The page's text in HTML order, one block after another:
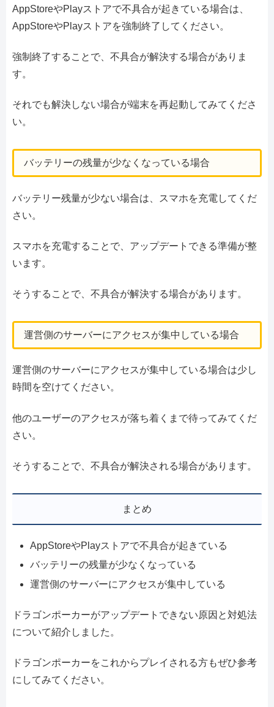
AppStoreやPlayストアで不具合が起きている場合は、
AppStoreやPlayストアを強制終了してください。
強制終了することで、不具合が解決する場合がありま
す。
それでも解決しない場合が端末を再起動してみてくださ
い。
バッテリーの残量が少なくなっている場合
バッテリー残量が少ない場合は、スマホを充電してくだ
さい。
スマホを充電することで、アップデートできる準備が整
います。
そうすることで、不具合が解決する場合があります。
運営側のサーバーにアクセスが集中している場合
運営側のサーバーにアクセスが集中している場合は少し
時間を空けてください。
他のユーザーのアクセスが落ち着くまで待ってみてくだ
さい。
そうすることで、不具合が解決される場合があります。
まとめ
AppStoreやPlayストアで不具合が起きている
バッテリーの残量が少なくなっている
運営側のサーバーにアクセスが集中している
ドラゴンポーカーがアップデートできない原因と対処法
について紹介しました。
ドラゴンポーカーをこれからプレイされる方もぜひ参考
にしてみてください。